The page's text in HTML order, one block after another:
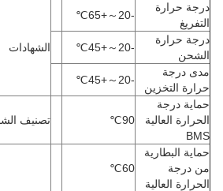
درجة حرارة
التفريغ
-20
～
+65
℃
الشهادات
درجة حرارة
الشحن
-20
～
+45
℃
مدى درجة
حرارة التخزين
-20
～
+45
℃
حماية درجة
الحرارة العالية
BMS
90
℃ تصنيف
حماية البطارية
من درجة
الحرارة العالية
60
℃